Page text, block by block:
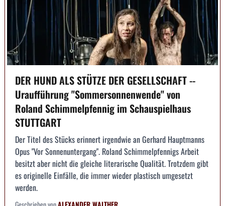
DER HUND ALS STÜTZE DER GESELLSCHAFT --
Uraufführung "Sommersonnenwende" von
Roland Schimmelpfennig im Schauspielhaus
STUTTGART
Der Titel des Stücks erinnert irgendwie an Gerhard Hauptmanns
Opus "Vor Sonnenuntergang". Roland Schimmelpfennigs Arbeit
besitzt aber nicht die gleiche literarische Qualität. Trotzdem gibt
es originelle Einfälle, die immer wieder plastisch umgesetzt
werden.